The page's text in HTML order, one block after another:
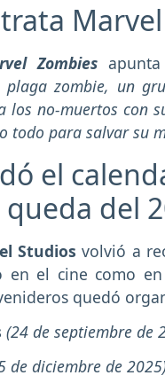
Zombies
zombie, un
los no-muertos con
todo para salvar su
el
del
Studiosvolvió a
en el cine como en
quedó
(24 de septiembre de
de diciembre de